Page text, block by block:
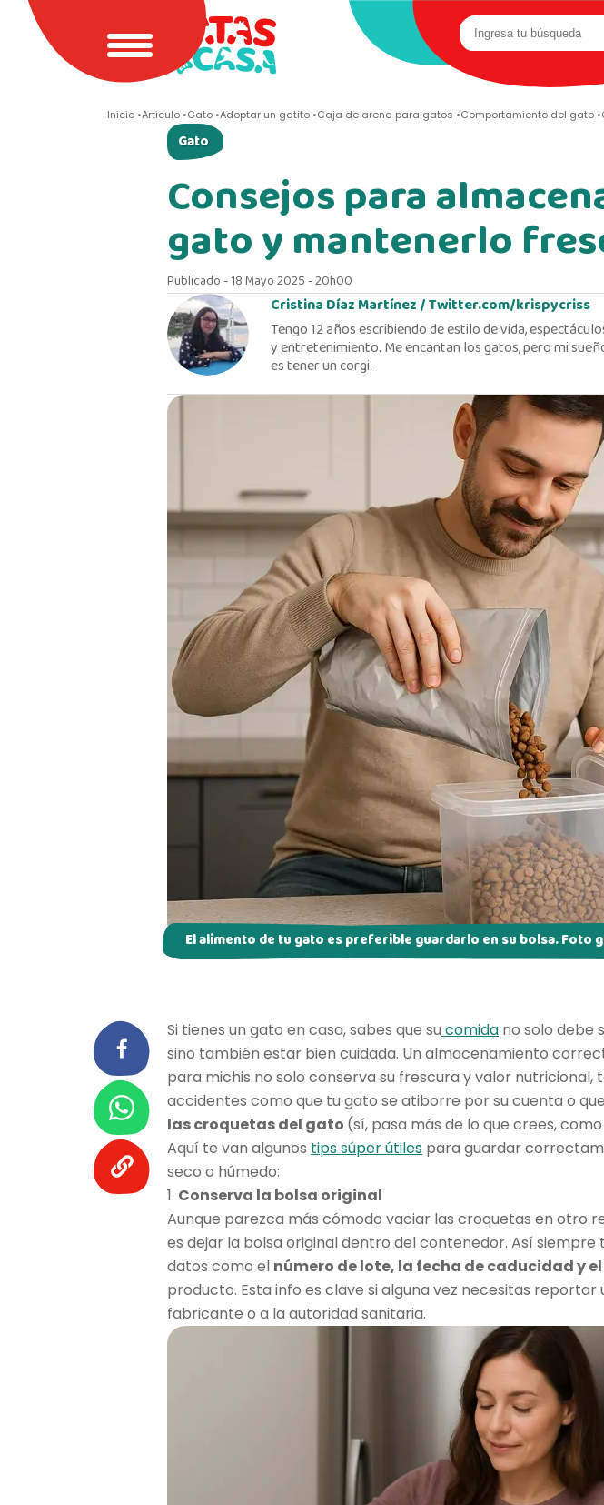
Inicio Articulo Gato Adoptar un gatito Caja de arena para gatos Comportamiento del gato
Gato
Consejos para
gato y mantenerlo
Publicado - 18 Mayo 2025 - 20h00
Cristina Díaz Martínez /Twitter.com/krispycriss
Tengo 12 años escribiendo de estilo de vida,
y entretenimiento. Me encantan los gatos, pero mi
es tener un corgi.
El alimento de tu gato es preferible guardarlo en su bolsa. Foto
Si tienes un gato en casa, sabes que su comida no solo debe
sino también estar bien cuidada. Un almacenamiento
para michis no solo conserva su frescura y valor nutricional,
accidentes como que tu gato se atiborre por su cuenta o
las croquetas del gato (sí, pasa más de lo que crees,
Aquí te van algunos tips súper útiles para guardar
seco o húmedo:
1. Conserva la bolsa original
Aunque parezca más cómodo vaciar las croquetas en otro
es dejar la bolsa original dentro del contenedor. Así siempre
datos como el número de lote, la fecha de caducidad y
producto. Esta info es clave si alguna vez necesitas
fabricante o a la autoridad sanitaria.